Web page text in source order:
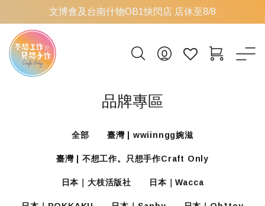
文博會及台南什物OB1快閃店 店休至8/8
品牌專區
全部 臺灣 | wwiinngg婉滋
臺灣 | 不想工作。只想手作Craft Only
日本｜大枝活版社 日本｜Wacca